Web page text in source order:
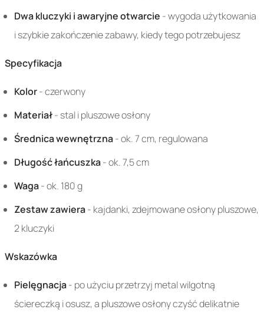
Dwa kluczyki i awaryjne otwarcie - wygoda użytkowania
i szybkie zakończenie zabawy, kiedy tego potrzebujesz
Specyfikacja
Kolor- czerwony
Materiał- stal i pluszowe osłony
Średnica wewnętrzna- ok. 7 cm, regulowana
Długość łańcuszka- ok. 7,5 cm
Waga- ok. 180 g
Zestaw zawiera- kajdanki, zdejmowane osłony pluszowe,
2 kluczyki
Wskazówka
Pielęgnacja- po użyciu przetrzyj metal wilgotną
ściereczką i osusz, a pluszowe osłony czyść delikatnie